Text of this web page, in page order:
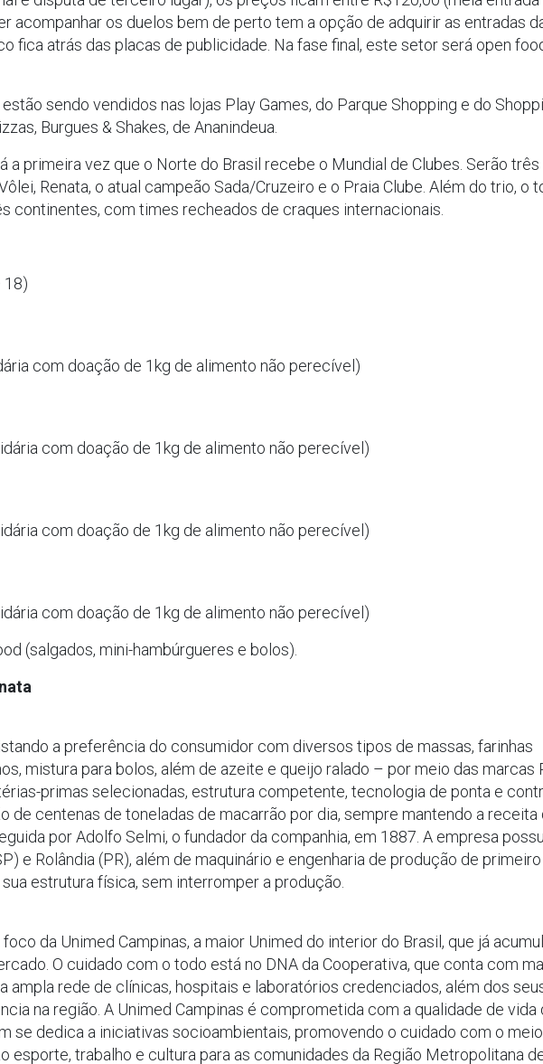
acompanhar os duelos bem de perto tem a opção de adquirir as entradas
fica atrás das placas de publicidade. Na fase final, este setor será open
sendo vendidos nas lojas Play Games, do Parque Shopping e do
Burgues & Shakes, de Ananindeua.
a primeira vez que o Norte do Brasil recebe o Mundial de Clubes. Serão três
Renata, o atual campeão Sada/Cruzeiro e o Praia Clube. Além do trio, o
continentes, com times recheados de craques internacionais.
18)
com doação de 1kg de alimento não perecível)
com doação de 1kg de alimento não perecível)
com doação de 1kg de alimento não perecível)
com doação de 1kg de alimento não perecível)
(salgados, mini-hambúrgueres e bolos).
a preferência do consumidor com diversos tipos de massas, farinhas
mistura para bolos, além de azeite e queijo ralado – por meio das marcas
primas selecionadas, estrutura competente, tecnologia de ponta e
de centenas de toneladas de macarrão por dia, sempre mantendo a receita
por Adolfo Selmi, o fundador da companhia, em 1887. A empresa
e Rolândia (PR), além de maquinário e engenharia de produção de
estrutura física, sem interromper a produção.
da Unimed Campinas, a maior Unimed do interior do Brasil, que já
O cuidado com o todo está no DNA da Cooperativa, que conta com
ampla rede de clínicas, hospitais e laboratórios credenciados, além dos
na região. A Unimed Campinas é comprometida com a qualidade de vida
se dedica a iniciativas socioambientais, promovendo o cuidado com o meio
esporte, trabalho e cultura para as comunidades da Região Metropolitana